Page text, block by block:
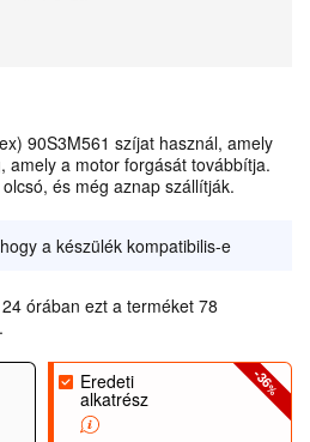
90S3M561 szíjat használ, amely
amely a motor forgását továbbítja.
és még aznap szállítják.
a készülék kompatibilis-e
órában ezt a terméket 78
-36
%
Eredeti
alkatrész